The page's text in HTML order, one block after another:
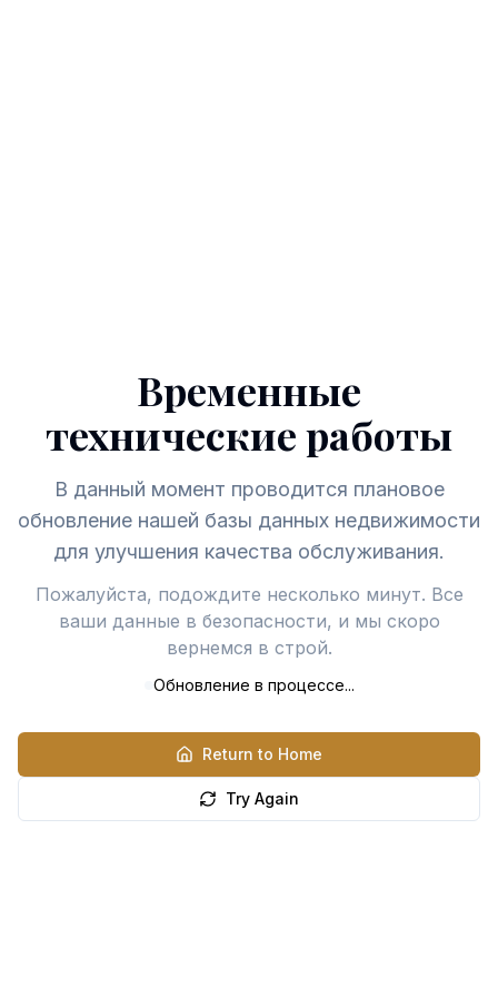
Временные
технические работы
В данный момент проводится плановое
обновление нашей базы данных недвижимости
для улучшения качества обслуживания.
Пожалуйста, подождите несколько минут. Все
ваши данные в безопасности, и мы скоро
вернемся в строй.
Обновление в процессе...
Return to Home
Try Again